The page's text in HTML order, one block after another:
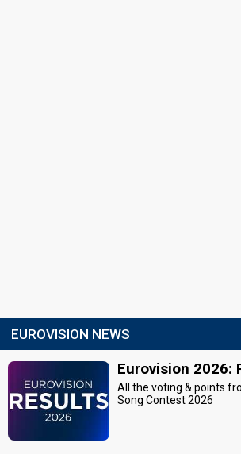
EUROVISION NEWS
Eurovision 2026:
All the voting & points
Song Contest 2026